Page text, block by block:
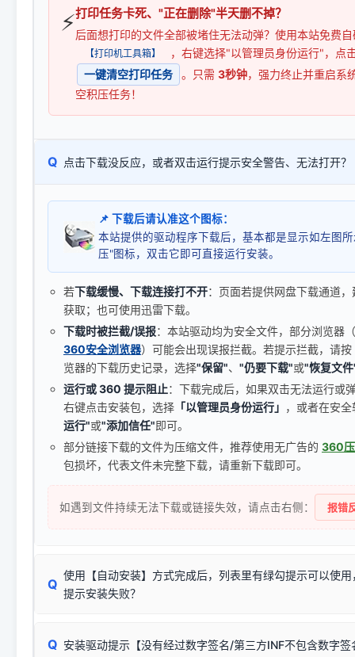
⚡打印任务卡死、"正在删除"半天删不掉？
后面想打印的文件全部被堵住无法动弹？使用本站免费
【打印机工具箱】
，右键选择"以管理员身份运行"，点
一键清空打印任务
。只需 3秒钟，强力终止并重启系
空积压任务！
Q 点击下载没反应，或者双击运行提示安全警告、无法打开？
📌 下载后请认准这个图标：
本站提供的驱动程序下载后，基本都是显示如左图
压"图标，双击它即可直接运行安装。
若下载缓慢、下载连接打不开：页面若提供网盘下载通道
获取；也可使用迅雷下载。
下载时被拦截/误报：本站驱动均为安全文件，部分浏览器
360安全浏览器）可能会出现误报拦截。若提示拦截，请按
览器的下载历史记录，选择"保留"、 "仍要下载"或"恢复文
运行或 360 提示阻止：下载完成后，如果双击无法运行或
右键点击安装包，选择 「以管理员身份运行」 ，或者在安
运行"或"添加信任"即可。
部分链接下载的文件为压缩文件，推荐使用无广告的 360
包损坏，代表文件未完整下载，请重新下载即可。
如遇到文件持续无法下载或链接失效，请点击右侧： 报错
Q
使用【自动安装】方式完成后，列表里有绿勾提示可以使
提示安装失败？
由于本站驱动包集成了32位和64位驱动，自动安装程序在运
Q 安装驱动提示【没有经过数字签名/第三方INF不包含数字